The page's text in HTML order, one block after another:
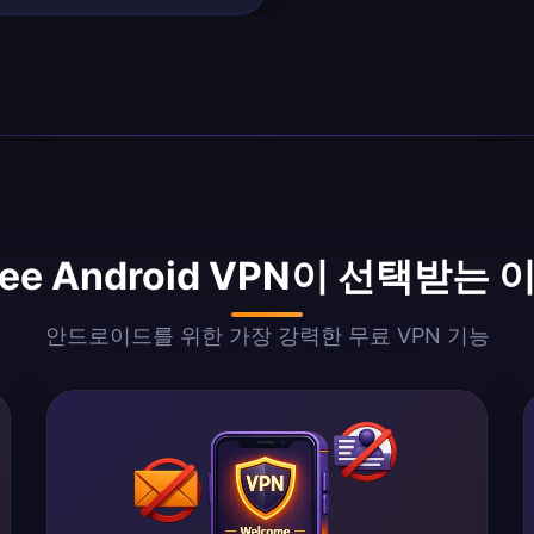
Android VPN이 선택받는
안드로이드를 위한 가장 강력한 무료 VPN 기능